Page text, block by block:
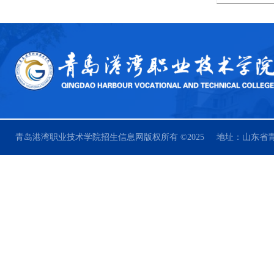
青岛港湾职业技术学院招生信息网版权所有 ©2025 地址：山东